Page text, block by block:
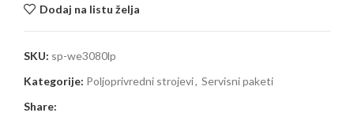
Dodaj na listu želja
SKU: sp-we3080lp
Kategorije: Poljoprivredni strojevi, Servisni paketi
Share: